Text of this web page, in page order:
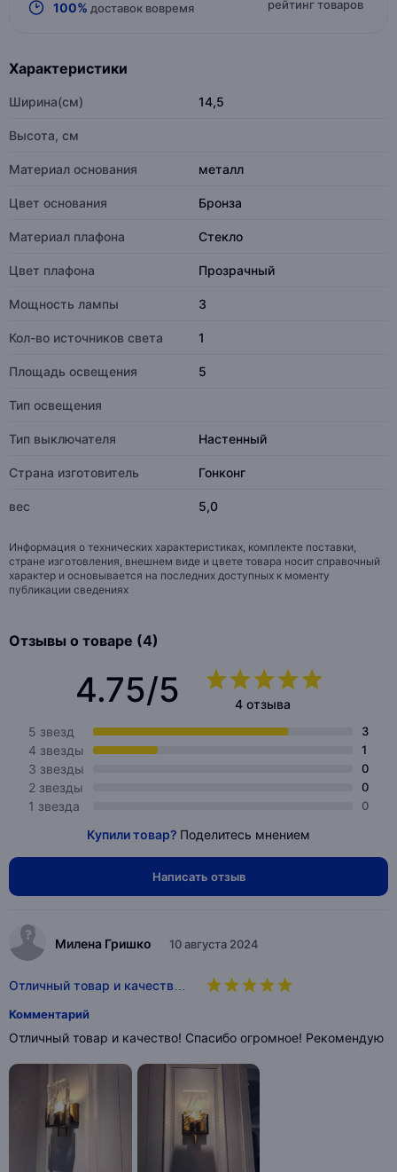
100% доставок вовремя рейтинг товаров
Характеристики
Ширина(см) 14,5
Высота, см
Материал основания металл
Цвет основания Бронза
Материал плафона Стекло
Цвет плафона Прозрачный
Мощность лампы 3
Кол-во источников света 1
Площадь освещения 5
Тип освещения
Тип выключателя Настенный
Страна изготовитель Гонконг
вес 5,0
Информация о технических характеристиках, комплекте поставки,
стране изготовления, внешнем виде и цвете товара носит справочный
характер и основывается на последних доступных к моменту
публикации сведениях
Отзывы о товаре (4)
4.75/5
4 отзыва
5 звезд
3
4 звезды 1
3 звезды 0
2 звезды 0
1 звезда 0
Купили товар? Поделитесь мнением
Написать отзыв
Милена Гришко 10 августа 2024
Отличный товар и качеств…
Комментарий
Отличный товар и качество! Спасибо огромное! Рекомендую